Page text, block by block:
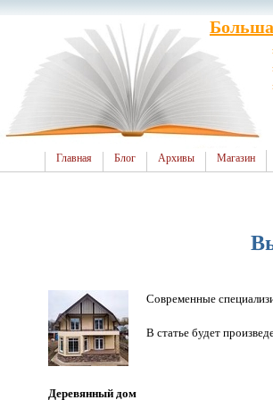
Главная Блог Архивы Магазин
Современные
В статье будет
Деревянный дом